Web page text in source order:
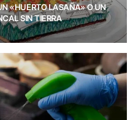
«HUERTO LASAÑA» O UN
SIN TIERRA